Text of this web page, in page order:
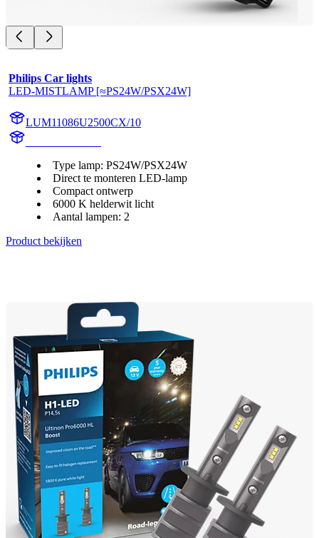
Philips Car lights
LED-MISTLAMP [≈PS24W/PSX24W]
LUM11086U2500CX/10
Type lamp: PS24W/PSX24W
Direct te monteren LED-lamp
Compact ontwerp
6000 K helderwit licht
Aantal lampen: 2
Product bekijken